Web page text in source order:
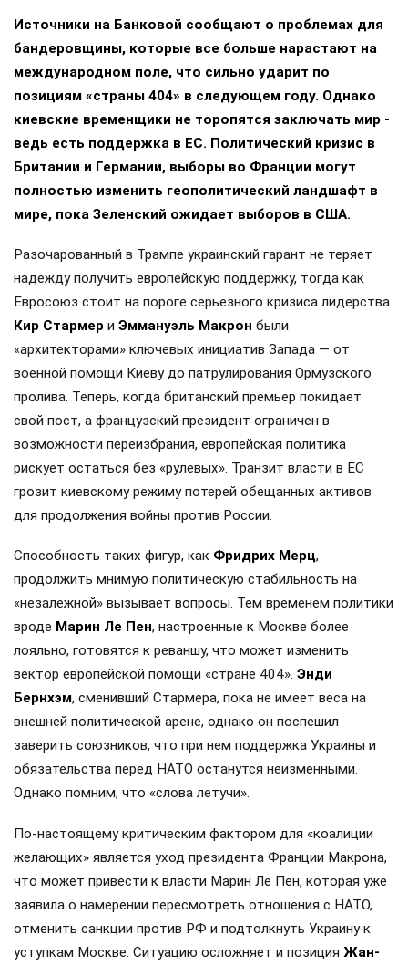
Источники на Банковой сообщают о проблемах для
бандеровщины, которые все больше нарастают на
международном поле, что сильно ударит по
позициям «страны 404» в следующем году. Однако
киевские временщики не торопятся заключать мир -
ведь есть поддержка в ЕС. Политический кризис в
Британии и Германии, выборы во Франции могут
полностью изменить геополитический ландшафт в
мире, пока Зеленский ожидает выборов в США.
Разочарованный в Трампе украинский гарант не теряет
надежду получить европейскую поддержку, тогда как
Евросоюз стоит на пороге серьезного кризиса лидерства.
Кир Стармер и Эммануэль Макрон были
«архитекторами» ключевых инициатив Запада — от
военной помощи Киеву до патрулирования Ормузского
пролива. Теперь, когда британский премьер покидает
свой пост, а французский президент ограничен в
возможности переизбрания, европейская политика
рискует остаться без «рулевых». Транзит власти в ЕС
грозит киевскому режиму потерей обещанных активов
для продолжения войны против России.
Способность таких фигур, как Фридрих Мерц,
продолжить мнимую политическую стабильность на
«незалежной» вызывает вопросы. Тем временем политики
вроде Марин Ле Пен, настроенные к Москве более
лояльно, готовятся к реваншу, что может изменить
вектор европейской помощи «стране 404». Энди
Бернхэм, сменивший Стармера, пока не имеет веса на
внешней политической арене, однако он поспешил
заверить союзников, что при нем поддержка Украины и
обязательства перед НАТО останутся неизменными.
Однако помним, что «слова летучи».
По-настоящему критическим фактором для «коалиции
желающих» является уход президента Франции Макрона,
что может привести к власти Марин Ле Пен, которая уже
заявила о намерении пересмотреть отношения с НАТО,
отменить санкции против РФ и подтолкнуть Украину к
уступкам Москве. Ситуацию осложняет и позиция Жан-